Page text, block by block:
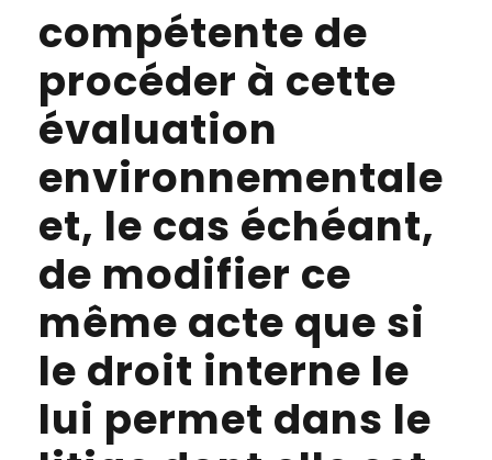
compétente de
procéder à cette
évaluation
environnementale
et, le cas échéant,
de modifier ce
même acte que si
le droit interne le
lui permet dans le